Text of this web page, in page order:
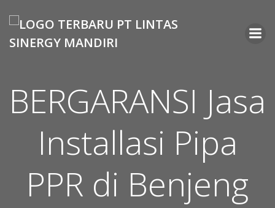
to
BERGARANSI Jasa
Installasi Pipa
PPR di Benjeng